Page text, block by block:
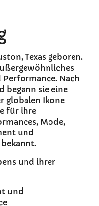
Texas geboren.
Performance. Nach
begann sie eine
globalen Ikone
für ihre
Mode,
und
und ihrer
und